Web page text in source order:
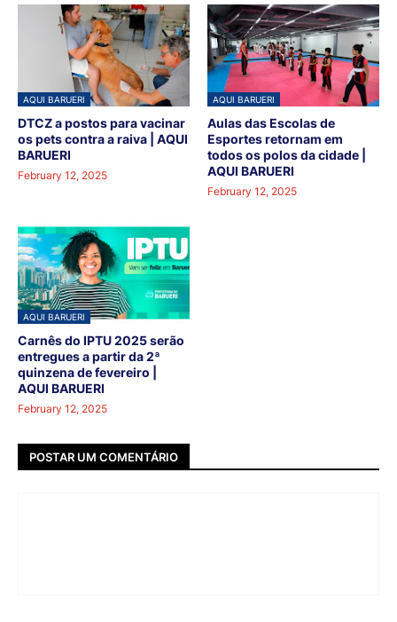
AQUI BARUERI
DTCZ a postos para vacinar
os pets contra a raiva | AQUI
BARUERI
February 12, 2025
AQUI BARUERI
Aulas das Escolas de
Esportes retornam em
todos os polos da cidade |
AQUI BARUERI
February 12, 2025
AQUI BARUERI
Carnês do IPTU 2025 serão
entregues a partir da 2ª
quinzena de fevereiro |
AQUI BARUERI
February 12, 2025
POSTAR UM COMENTÁRIO